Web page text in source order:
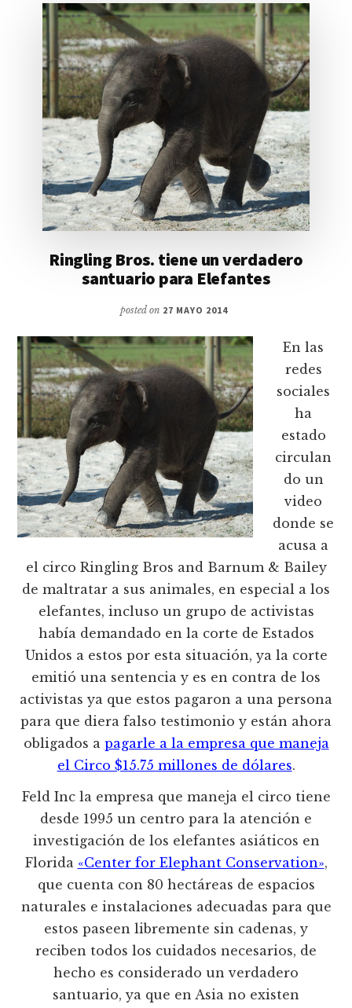
Ringling Bros. tiene un verdadero
santuario para Elefantes
posted on 27 MAYO 2014
En las
redes
sociales
ha
estado
circulan
do un
video
donde se
acusa a
el circo Ringling Bros and Barnum & Bailey
de maltratar a sus animales, en especial a los
elefantes, incluso un grupo de activistas
había demandado en la corte de Estados
Unidos a estos por esta situación, ya la corte
emitió una sentencia y es en contra de los
activistas ya que estos pagaron a una persona
para que diera falso testimonio y están ahora
obligados a pagarle a la empresa que maneja
el Circo $15.75 millones de dólares.
Feld Inc la empresa que maneja el circo tiene
desde 1995 un centro para la atención e
investigación de los elefantes asiáticos en
Florida «Center for Elephant Conservation»,
que cuenta con 80 hectáreas de espacios
naturales e instalaciones adecuadas para que
estos paseen libremente sin cadenas, y
reciben todos los cuidados necesarios, de
hecho es considerado un verdadero
santuario, ya que en Asia no existen